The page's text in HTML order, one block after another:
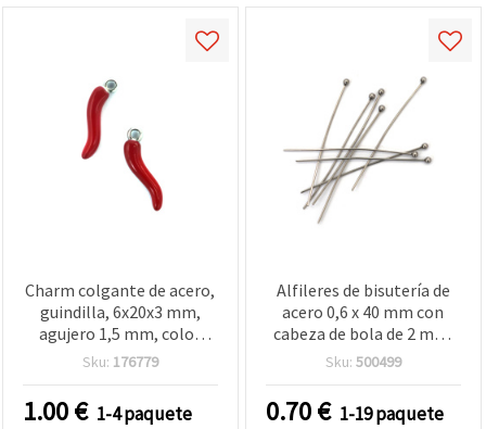
Charm colgante de acero,
guindilla, 6x20x3 mm,
agujero 1,5 mm, color
rojo - 2 piezas
Sku: 176779
1.00€ 1-4 paquete
Alfileres de bisutería de
acero 0,6 x 40 mm con
cabeza de bola de 2 mm,
color plata - Pack de 20
Sku: 500499
0.70€ 1-19 paquete